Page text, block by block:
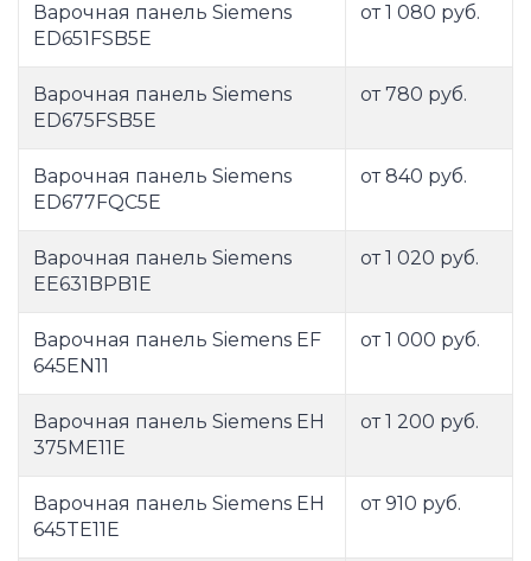
Варочная панель Siemens
ED651FSB5E
от 1 080 руб.
Варочная панель Siemens
ED675FSB5E
от 780 руб.
Варочная панель Siemens
ED677FQC5E
от 840 руб.
Варочная панель Siemens
EE631BPB1E
от 1 020 руб.
Варочная панель Siemens EF
645EN11
от 1 000 руб.
Варочная панель Siemens EH
375ME11E
от 1 200 руб.
Варочная панель Siemens EH
645TE11E
от 910 руб.